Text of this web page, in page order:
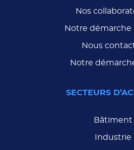
Nos
Notre démarche
Nous
Notre
SECTEURS
Bâtiment
Industrie